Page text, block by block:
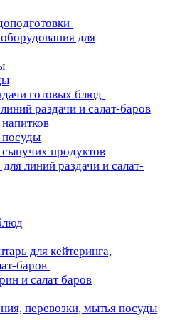
для
готовых блюд
раздачи и салат-баров
продуктов
линий раздачи и салат-
для кейтеринга,
баров
и салат баров
перевозки, мытья посуды